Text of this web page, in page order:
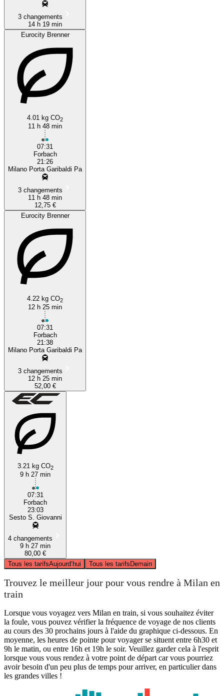
3 changements
14 h 19 min
Eurocity Brenner
4.01 kg CO2
11 h 48 min
07:31
Forbach
21:26
Milano Porta Garibaldi Pa
3 changements
11 h 48 min
12,75 €
Eurocity Brenner
4.22 kg CO2
12 h 25 min
07:31
Forbach
21:38
Milano Porta Garibaldi Pa
3 changements
12 h 25 min
52,00 €
3.21 kg CO2
9 h 27 min
07:31
Forbach
23:03
Sesto S. Giovanni
4 changements
9 h 27 min
80,00 €
Tous les tarifsAujourd’hui Tous les tarifsDemain
Trouvez le meilleur jour pour vous rendre à Milan en
train
Lorsque vous voyagez vers Milan en train, si vous souhaitez éviter
la foule, vous pouvez vérifier la fréquence de voyage de nos clients
au cours des 30 prochains jours à l'aide du graphique ci-dessous. En
moyenne, les heures de pointe pour voyager se situent entre 6h30 et
9h le matin, ou entre 16h et 19h le soir. Veuillez garder cela à l'esprit
lorsque vous vous rendez à votre point de départ car vous pourriez
avoir besoin d'un peu plus de temps pour arriver, en particulier dans
les grandes villes !